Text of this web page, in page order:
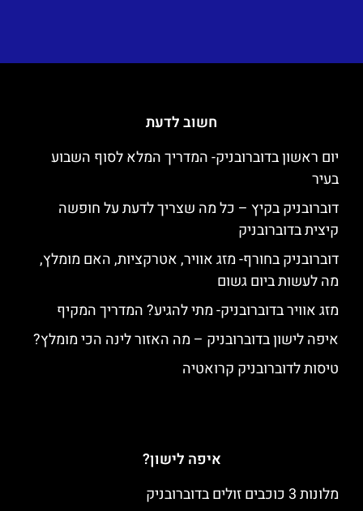
חשוב לדעת
יום ראשון בדוברובניק- המדריך המלא לסוף השבוע
בעיר
דוברובניק בקיץ – כל מה שצריך לדעת על חופשה
קיצית בדוברובניק
דוברובניק בחורף- מזג אוויר, אטרקציות, האם מומלץ,
מה לעשות ביום גשום
מזג אוויר בדוברובניק- מתי להגיע? המדריך המקיף
איפה לישון בדוברובניק – מה האזור לינה הכי מומלץ?
טיסות לדוברובניק קרואטיה
איפה לישון?
מלונות 3 כוכבים זולים בדוברובניק